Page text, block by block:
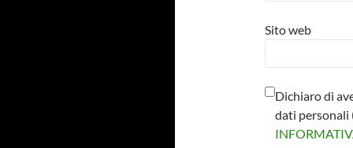
Sito web
Dichiaro di
dati personali